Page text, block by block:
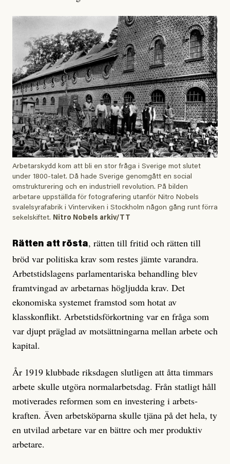
Arbetarskydd kom att bli en stor fråga i Sverige mot slutet
under 1800-talet. Då hade Sverige genomgått en social
omstrukturering och en industriell revolution. På bilden
arbetare uppställda för fotografering utanför Nitro Nobels
svalelsyrafabrik i Vinterviken i Stockholm någon gång runt förra
sekelskiftet. Nitro Nobels arkiv/TT
Rätten att rösta, rätten till fritid och rätten till
bröd var politiska krav som restes jämte varandra.
Arbetstidslagens parlamentariska behandling blev
fram­tvingad av arbetarnas högljudda krav. Det
ekonomiska systemet framstod som hotat av
klasskonflikt. Arbetstidsförkortning var en fråga som
var djupt präglad av motsättningarna mellan arbete och
kapital.
År 1919 klubbade riksdagen slutligen att åtta timmars
arbete skulle utgöra normalarbetsdag. Från statligt håll
motiverades reformen som en investering i arbets­
kraften. Även arbetsköparna skulle tjäna på det hela, ty
en utvilad arbetare var en bättre och mer produktiv
arbetare.